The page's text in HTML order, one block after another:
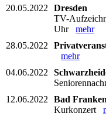
20.05.2022
Dresden
TV-
Uhr mehr
28.05.2022
mehr
04.06.2022
12.06.2022
Bad
Kurkonzert